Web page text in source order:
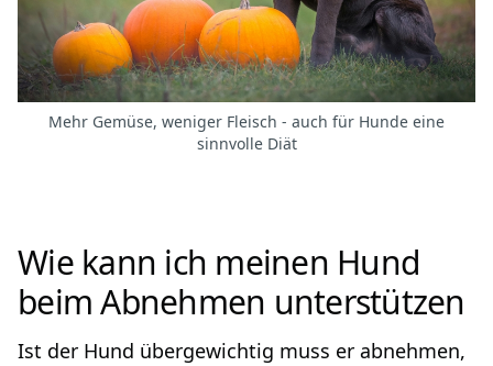
Mehr Gemüse, weniger Fleisch - auch für Hunde eine
sinnvolle Diät
Wie kann ich meinen Hund
beim Abnehmen unterstützen
Ist der Hund übergewichtig muss er abnehmen,